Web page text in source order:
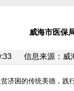
威海市医保
信息来源： 威
济困的传统美德，